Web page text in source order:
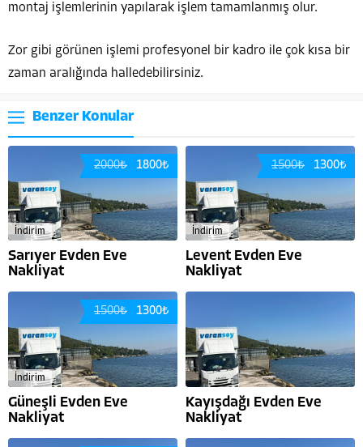
montaj işlemlerinin yapılarak işlem tamamlanmış olur.
Zor gibi görünen işlemi profesyonel bir kadro ile çok kısa bir
zaman aralığında halledebilirsiniz.
Benzer Konular
İndirim
2000₺ 1800₺
Sarıyer Evden Eve
Nakliyat
İndirim
1500₺ 1300₺
Levent Evden Eve
Nakliyat
İndirim
1500₺ 1300₺
Güneşli Evden Eve
Nakliyat
Kayışdağı Evden Eve
Nakliyat